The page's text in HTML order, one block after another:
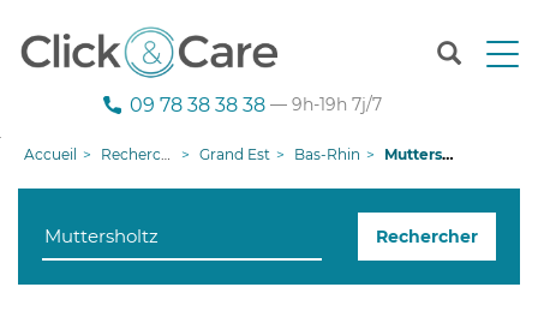
T
n
g
09 78 38 38 38 — 9h-19h 7j/7
Accueil Recherche aide à domicile Grand Est Bas-Rhin Muttersholtz
Rechercher